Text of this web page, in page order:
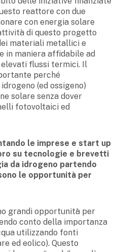
reattore con due
con energia solare
di questo progetto
materiali metallici e
in maniera affidabile ad
flussi termici. Il
perché
(ed ossigeno)
solare senza dover
fotovoltaici ed
le imprese e start up
su tecnologie e brevetti
da idrogeno partendo
le opportunità per
grandi opportunità per
conto della importanza
utilizzando fonti
ed eolico). Questo